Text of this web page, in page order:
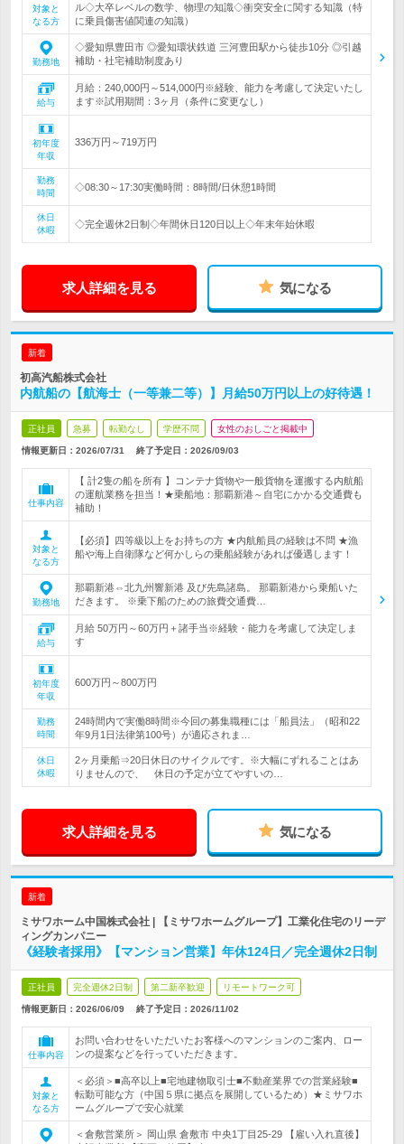
対象と
なる方
ル◇大卒レベルの数学、物理の知識◇衝突安全に関する知識（特
に乗員傷害値関連の知識）
勤務地
◇愛知県豊田市 ◎愛知環状鉄道 三河豊田駅から徒歩10分 ◎引越
補助・社宅補助制度あり
給与
月給：240,000円～514,000円※経験、能力を考慮して決定いたし
ます※試用期間：3ヶ月（条件に変更なし）
初年度
年収
336万円～719万円
勤務
時間
◇08:30～17:30実働時間：8時間/日休憩1時間
休日
休暇
◇完全週休2日制◇年間休日120日以上◇年末年始休暇
求人詳細を見る 気になる
新着
初高汽船株式会社
内航船の【航海士（一等兼二等）】月給50万円以上の好待遇！
正社員 急募 転勤なし 学歴不問 女性のおしごと掲載中
情報更新日：2026/07/31 終了予定日： 2026/09/03
仕事内容
【 計2隻の船を所有 】コンテナ貨物や一般貨物を運搬する内航船
の運航業務を担当！★乗船地：那覇新港～自宅にかかる交通費も
補助！
対象と
なる方
【必須】四等級以上をお持ちの方 ★内航船員の経験は不問 ★漁
船や海上自衛隊など何かしらの乗船経験があれば優遇します！
勤務地
那覇新港⇔北九州響新港 及び先島諸島。 那覇新港から乗船いた
だきます。 ※乗下船のための旅費交通費…
給与
月給 50万円～60万円＋諸手当※経験・能力を考慮して決定しま
す
初年度
年収
600万円～800万円
勤務
時間
24時間内で実働8時間※今回の募集職種には「船員法」（昭和22
年9月1日法律第100号）が適応されま…
休日
休暇
2ヶ月乗船⇒20日休日のサイクルです。※大幅にずれることはあ
りませんので、 休日の予定が立てやすいの…
求人詳細を見る 気になる
新着
ミサワホーム中国株式会社 | 【ミサワホームグループ】工業化住宅のリーデ
ィングカンパニー
《経験者採用》【マンション営業】年休124日／完全週休2日制
正社員 完全週休2日制 第二新卒歓迎 リモートワーク可
情報更新日：2026/06/09 終了予定日： 2026/11/02
仕事内容
お問い合わせをいただいたお客様へのマンションのご案内、ロー
ンの提案などを行っていただきます。
対象と
なる方
＜必須＞■高卒以上■宅地建物取引士■不動産業界での営業経験■
転勤可能な方（中国５県に拠点を展開しているため）★ミサワホ
ームグループで安心就業
＜倉敷営業所＞ 岡山県 倉敷市 中央1丁目25-29 【雇い入れ直後】